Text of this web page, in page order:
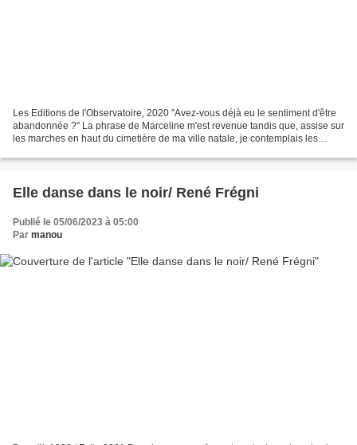
Les Editions de l'Observatoire, 2020 "Avez-vous déjà eu le sentiment d'être
abandonnée ?" La phrase de Marceline m'est revenue tandis que, assise sur
les marches en haut du cimetière de ma ville natale, je contemplais les
Elle danse dans le noir/ René Frégni
Publié le 05/06/2023 à 05:00
Par manou